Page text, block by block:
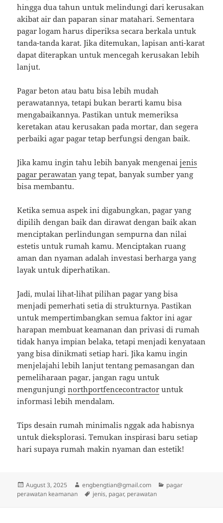
hingga dua tahun untuk melindungi dari kerusakan
akibat air dan paparan sinar matahari. Sementara
pagar logam harus diperiksa secara berkala untuk
tanda-tanda karat. Jika ditemukan, lapisan anti-karat
dapat diterapkan untuk mencegah kerusakan lebih
lanjut.
Pagar beton atau batu bisa lebih mudah
perawatannya, tetapi bukan berarti kamu bisa
mengabaikannya. Pastikan untuk memeriksa
keretakan atau kerusakan pada mortar, dan segera
perbaiki agar pagar tetap berfungsi dengan baik.
Jika kamu ingin tahu lebih banyak mengenaijenis
pagar perawatan yang tepat, banyak sumber yang
bisa membantu.
Ketika semua aspek ini digabungkan, pagar yang
dipilih dengan baik dan dirawat dengan baik akan
menciptakan perlindungan sempurna dan nilai
estetis untuk rumah kamu. Menciptakan ruang
aman dan nyaman adalah investasi berharga yang
layak untuk diperhatikan.
Jadi, mulai lihat-lihat pilihan pagar yang bisa
menjadi pemerhati setia di strukturnya. Pastikan
untuk mempertimbangkan semua faktor ini agar
harapan membuat keamanan dan privasi di rumah
tidak hanya impian belaka, tetapi menjadi kenyataan
yang bisa dinikmati setiap hari. Jika kamu ingin
menjelajahi lebih lanjut tentang pemasangan dan
pemeliharaan pagar, jangan ragu untuk
mengunjunginorthportfencecontractor untuk
informasi lebih mendalam.
Tips desain rumah minimalis nggak ada habisnya
untuk dieksplorasi. Temukan inspirasi baru setiap
hari supaya rumah makin nyaman dan estetik!
Posted
on
August 3, 2025 Author
engbengtian@gmail.com Categories
pagar
perawatan keamanan
Tags
jenis, pagar, perawatan